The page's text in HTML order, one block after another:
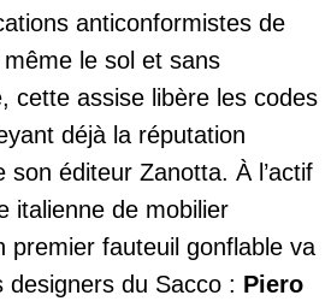
anticonformistes de
même le sol et sans
cette assise libère les codes
déjà la réputation
son éditeur Zanotta. À l’actif
italienne de mobilier
premier fauteuil gonflable va
designers du Sacco : Piero